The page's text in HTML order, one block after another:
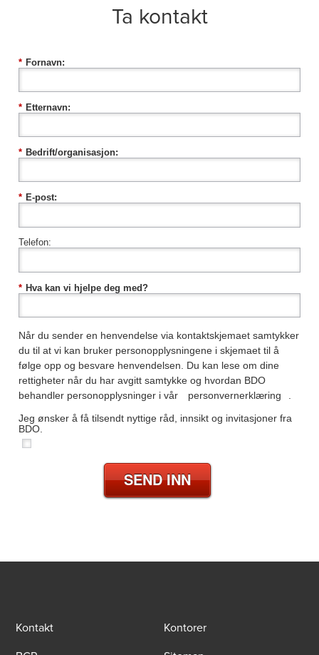
Ta kontakt
* Fornavn:
* Etternavn:
* Bedrift/organisasjon:
* E-post:
Telefon:
* Hva kan vi hjelpe deg med?
Når du sender en henvendelse via kontaktskjemaet samtykker
du til at vi kan bruker personopplysningene i skjemaet til å
følge opp og besvare henvendelsen. Du kan lese om dine
rettigheter når du har avgitt samtykke og hvordan BDO
behandler personopplysninger i vår
personvernerklæring
Jeg ønsker å få tilsendt nyttige råd, innsikt og invitasjoner fra
BDO.
SEND INN
Kontakt
Kontorer